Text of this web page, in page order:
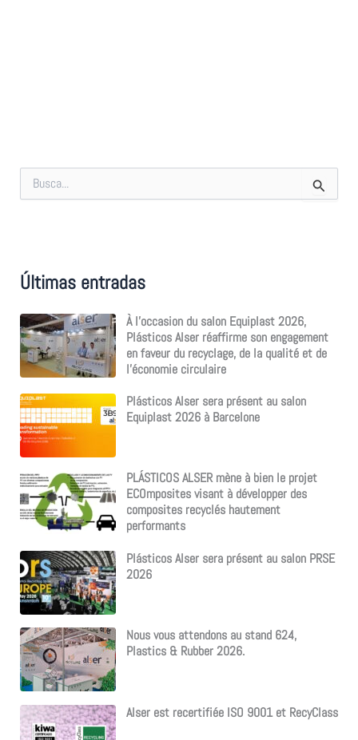
c
h
r
:
Últimas entradas
À l’occasion du salon Equiplast 2026,
Plásticos Alser réaffirme son engagement
en faveur du recyclage, de la qualité et de
l’économie circulaire
Plásticos Alser sera présent au salon
Equiplast 2026 à Barcelone
PLÁSTICOS ALSER mène à bien le projet
ECOmposites visant à développer des
composites recyclés hautement
performants
Plásticos Alser sera présent au salon PRSE
2026
Nous vous attendons au stand 624,
Plastics & Rubber 2026.
Alser est recertifiée ISO 9001 et RecyClass